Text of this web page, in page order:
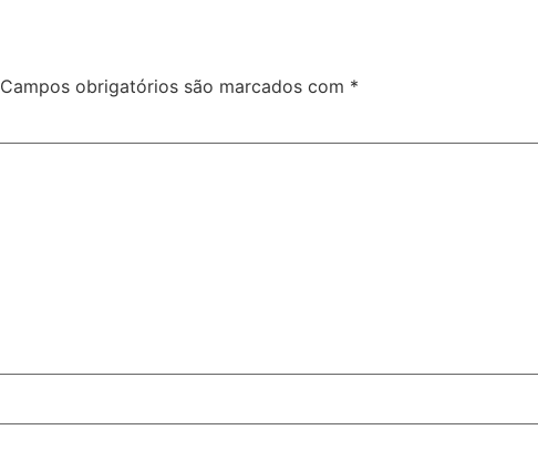
Campos obrigatórios são marcados com *